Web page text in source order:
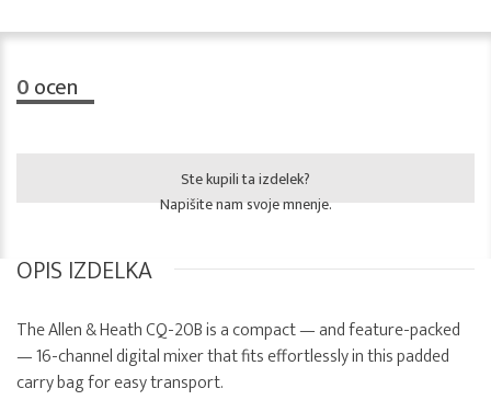
0ocen
Ste kupili ta izdelek?
Napišite nam svoje mnenje.
OPIS IZDELKA
The Allen & Heath CQ-20B is a compact — and feature-packed
— 16-channel digital mixer that fits effortlessly in this padded
carry bag for easy transport.